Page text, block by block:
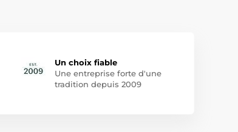
Un choix fiable
Une entreprise forte d'une
tradition depuis 2009